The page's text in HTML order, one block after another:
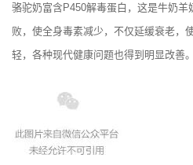
骆驼奶富含P450解毒蛋白，这是牛奶
败，使全身毒素减少，不仅延缓衰老，
轻，各种现代健康问题也得到明显改善。